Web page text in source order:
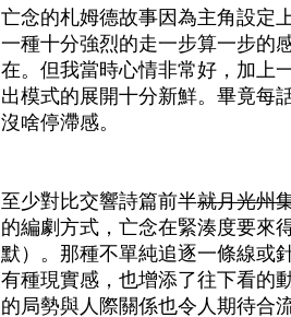
亡念的札姆德故事因為主角設定
一種十分強烈的走一步算一步的
在。但我當時心情非常好，加上
出模式的展開十分新鮮。畢竟每
沒啥停滯感。
至少對比交響詩篇前半就月光州
的編劇方式，亡念在緊湊度要來
默）。那種不單純追逐一條線或
有種現實感，也增添了往下看的
的局勢與人際關係也令人期待合